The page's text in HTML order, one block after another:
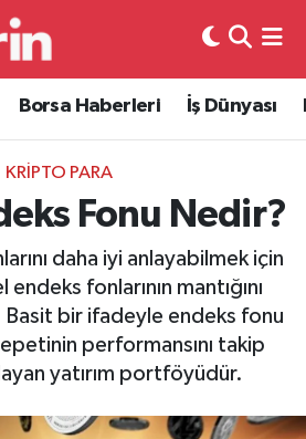
Borsa Haberleri İş Dünyası
KRİPTO PARA
Fonu Nedir?
daha iyi anlayabilmek için
fonlarının mantığını
Basit bir ifadeyle endeks fonu
performansını takip
yatırım portföyüdür.
ve Fikstür